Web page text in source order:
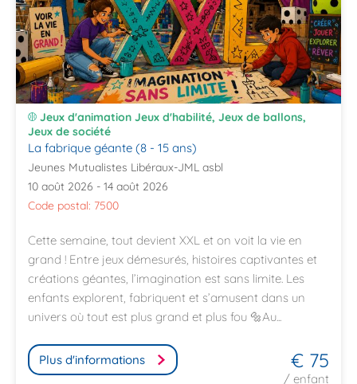
Jeux d'animation Jeux d'habilité, Jeux de ballons,
Jeux de société
La fabrique géante (8 - 15 ans)
Jeunes Mutualistes Libéraux-JML asbl
10 août 2026 - 14 août 2026
Code postal: 7500
Cette semaine, tout devient XXL et on voit la vie en
grand ! Entre jeux démesurés, histoires captivantes et
créations géantes, l’imagination est sans limite. Les
enfants explorent, fabriquent et s’amusent dans un
univers où tout est plus grand et plus fou 🔩Au...
Plus d'informations € 75
/ enfant